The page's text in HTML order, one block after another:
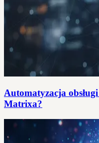
Automatyzacja
Matrixa?